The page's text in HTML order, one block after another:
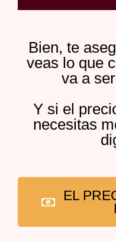
Bien, te
veas lo que
va a
Y si el
necesitas
EL